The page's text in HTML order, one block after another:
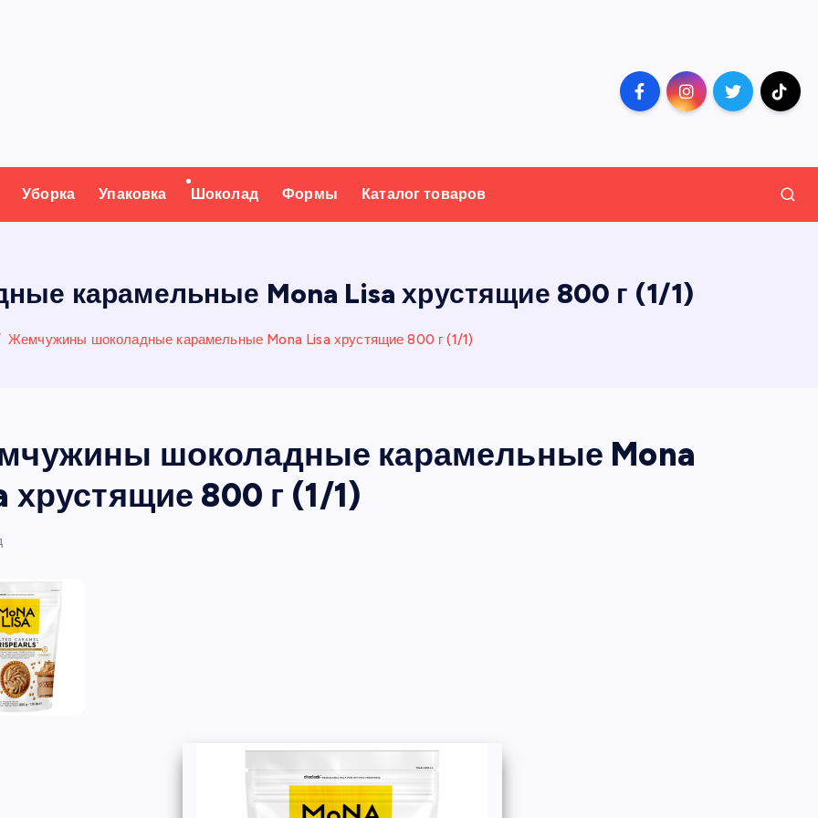
Уборка Упаковка Шоколад Формы Каталог товаров
карамельные Mona Lisa хрустящие 800 г (1/1)
Жемчужины шоколадные карамельные Mona Lisa хрустящие 800 г (1/1)
шоколадные карамельные Mona
хрустящие 800 г (1/1)